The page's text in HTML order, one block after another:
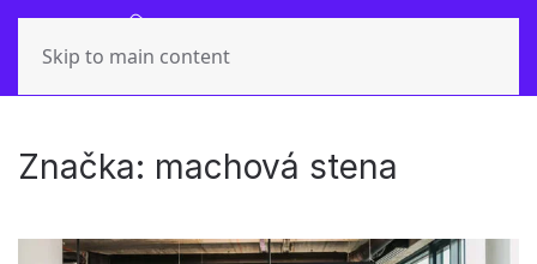
Skip to main content
Značka: machová stena